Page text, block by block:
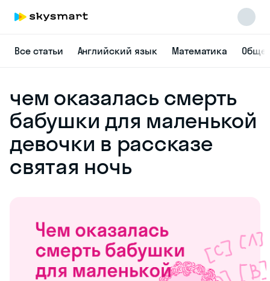
Все статьи Английский язык Математика
чем оказалась смерть
бабушки для маленькой
девочки в рассказе
святая ночь